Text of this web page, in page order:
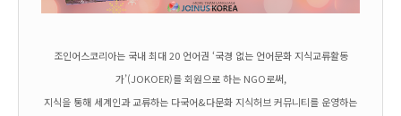
조인어스코리아는 국내 최대 20 언어권 ‘국경 없는 언어문화 지식교류활동
가’(JOKOER)를 회원으로 하는 NGO로써,
지식을 통해 세계인과 교류하는 다국어&다문화 지식허브 커뮤니티를 운영하는